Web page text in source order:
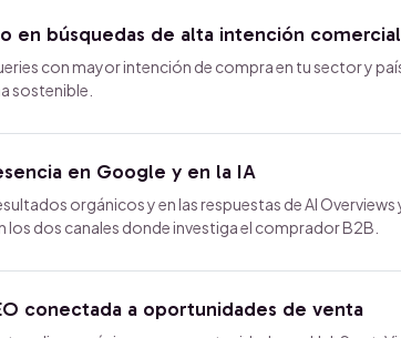
en búsquedas de alta intención comercial
con mayor intención de compra en tu sector y
sostenible.
en Google y en la IA
orgánicos y en las respuestas de AI Overviews
los dos canales donde investiga el comprador B2B.
conectada a oportunidades de venta